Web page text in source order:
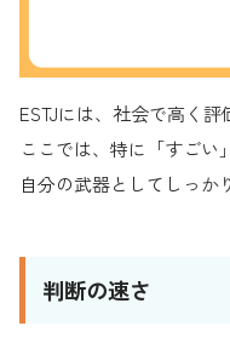
ESTJには、社会で高く評
ここでは、特に「すごい
自分の武器としてしっか
判断の速さ